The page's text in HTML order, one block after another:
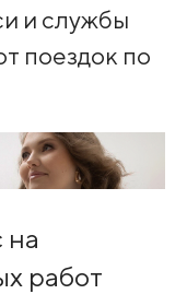
и службы
поездок по
на
работ